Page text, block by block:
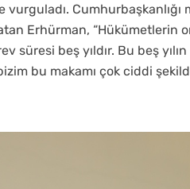
vurguladı. Cumhurbaşkanlığı
Erhürman, “Hükümetlerin
süresi beş yıldır. Bu beş
bu makamı çok ciddi